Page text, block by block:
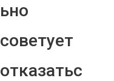
ьно
советует
отказатьс